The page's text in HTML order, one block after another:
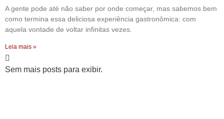
A gente pode até não saber por onde começar, mas sabemos bem
como termina essa deliciosa experiência gastronômica: com
aquela vontade de voltar infinitas vezes.
Leia mais »
Sem mais posts para exibir.